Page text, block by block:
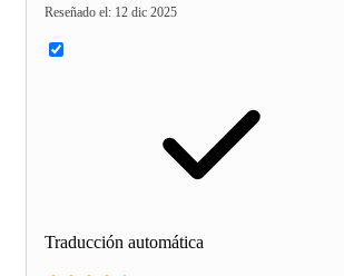
Reseñado el: 12 dic 2025
Traducción automática